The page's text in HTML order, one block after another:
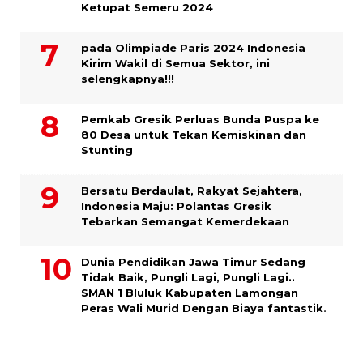
Ketupat Semeru 2024
pada Olimpiade Paris 2024 Indonesia
Kirim Wakil di Semua Sektor, ini
selengkapnya!!!
Pemkab Gresik Perluas Bunda Puspa ke
80 Desa untuk Tekan Kemiskinan dan
Stunting
Bersatu Berdaulat, Rakyat Sejahtera,
Indonesia Maju: Polantas Gresik
Tebarkan Semangat Kemerdekaan
Dunia Pendidikan Jawa Timur Sedang
Tidak Baik, Pungli Lagi, Pungli Lagi..
SMAN 1 Bluluk Kabupaten Lamongan
Peras Wali Murid Dengan Biaya fantastik.